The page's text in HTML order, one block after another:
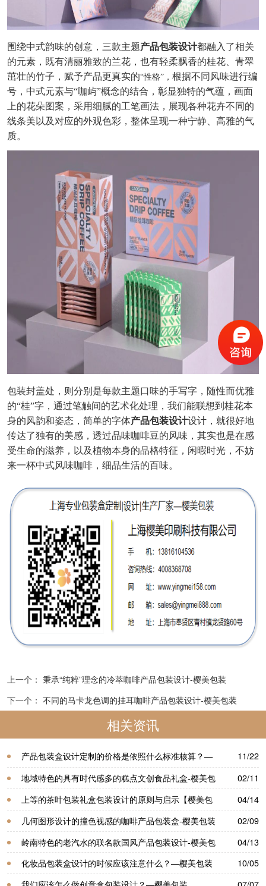
围绕中式韵味的创意，三款主题产品包装设计都融入了相关
的元素，既有清丽雅致的兰花，也有轻柔飘香的桂花、青翠
茁壮的竹子，赋予产品更真实的“性格”， 根据不同风味进行编
号，中式元素与“咖屿”概念的结合，彰显独特的气蕴，画面
上的花朵图案，采用细腻的工笔画法，展现各种花卉不同的
线条美以及对应的外观色彩，整体呈现一种宁静、高雅的气
质。
包装封盖处，则分别是每款主题口味的手写字，随性而优雅
的“桂”字，通过笔触间的艺术化处理，我们能联想到桂花本
身的风韵和姿态， 简单的字体产品包装设计设计，就很好地
传达了独有的美感，透过品味咖啡豆的风味，其实也是在感
受生命的滋养，以及植物本身的品格特征，闲暇时光，不妨
来一杯中式风味咖啡，细品生活的百味。
上一个： 秉承“纯粹”理念的冷萃咖啡产品包装设计-樱美包装
下一个： 不同的马卡龙色调的挂耳咖啡产品包装设计-樱美包装
相关资讯
产品包装盒设计定制的价格是依照什么标准核算？—
樱美包装
11/22
地域特色的具有时代感多的糕点文创食品礼盒-樱美包
装
02/11
上等的茶叶包装礼盒包装设计的原则与启示【樱美包
装】
04/14
几何图形设计的撞色视感的咖啡产品包装盒-樱美包装
02/09
岭南特色的老汽水的联名款国风产品包装设计-樱美包
装
04/13
化妆品包装盒设计的时候应该注意什么？—樱美包装
10/05